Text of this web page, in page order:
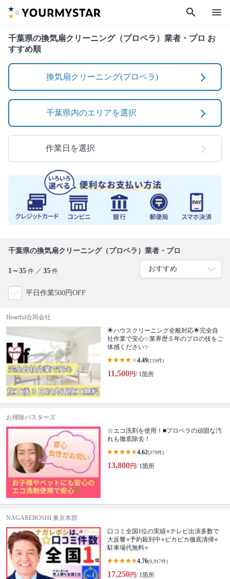
search menu
千葉県の換気扇クリーニング（プロペラ）業者・プロ お
すすめ順
換気扇クリーニング(プロペラ)
千葉県内のエリアを選択
作業日を選択
千葉県の換気扇クリーニング（プロペラ）業者・プロ
1～35 件 ／ 35 件
平日作業500円OFF
Heartful合同会社
🌟ハウスクリーニング全般対応🌟完全自
社作業で安心✨業界歴５年のプロの技をご
体感ください✨
4.49(119件)
11,500円/ 1箇所
お掃除バスターズ
☆エコ洗剤を使用！■プロペラの頑固な汚
れも徹底除去！
4.62(379件)
13,800円/ 1箇所
NAGAREBOSHI 東京本部
口コミ全国1位の実績⭐テレビ出演多数で
大反響⭐予約殺到中⭐ピカピカ徹底清掃⭐
駐車場代無料⭐
4.76(9,917件)
17,250円/ 1箇所